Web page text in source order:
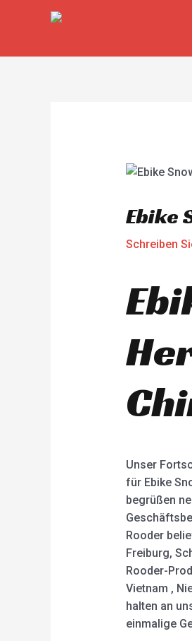
Ebike
Schreiben
Unser
für Ebike
begrüßen
Rooder
Freiburg,
Rooder-
Vietnam ,
halten an
einmalige
Beitragsnavigation